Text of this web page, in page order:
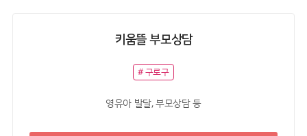
키움뜰 부모상담
# 구로구
영유아 발달, 부모상담 등